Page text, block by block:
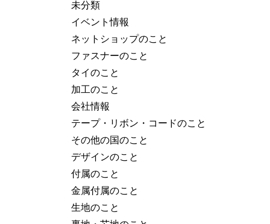
未分類
イベント情報
ネットショップのこと
ファスナーのこと
タイのこと
加工のこと
会社情報
テープ・リボン・コードのこと
その他の国のこと
デザインのこと
付属のこと
金属付属のこと
生地のこと